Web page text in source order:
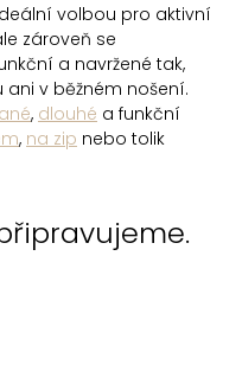
volbou pro aktivní
zároveň se
a navržené tak,
v běžném nošení.
, dlouhé a funkční
, na zip nebo tolik